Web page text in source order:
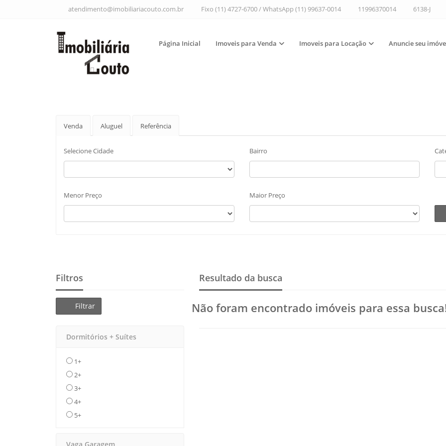
atendimento@imobiliariacouto.com.br Fixo (11) 4727-6700 / WhatsApp (11) 99637-0014 11996370014 6138-J
Página Inicial Imoveis para Venda Imoveis para Locação Anuncie seu
Venda Aluguel Referência
Selecione Cidade Bairro
Menor Preço Maior Preço
Filtros
Filtrar
Dormitórios + Suítes
1+
2+
3+
4+
5+
Resultado da busca
Não foram encontrado imóveis para essa